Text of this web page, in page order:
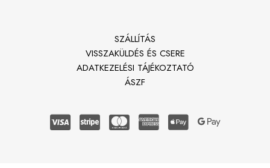
SZÁLLÍTÁS
VISSZAKÜLDÉS ÉS CSERE
ADATKEZELÉSI TÁJÉKOZTATÓ
ÁSZF